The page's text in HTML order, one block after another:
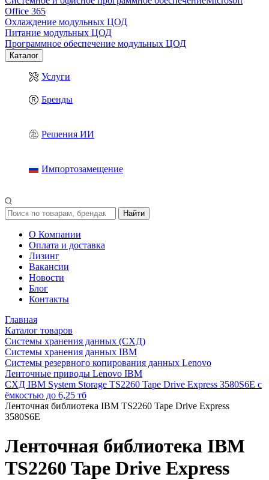
Office 365
Охлаждение модульных ЦОД
Питание модульных ЦОД
Программное обеспечение модульных ЦОД
Каталог
Услуги
Бренды
Решения ИИ
Импортозамещение
Найти
О Компании
Оплата и доставка
Лизинг
Вакансии
Новости
Блог
Контакты
Главная
Каталог товаров
Системы хранения данных (СХД)
Системы хранения данных IBM
Системы резервного копирования данных Lenovo
Ленточные приводы Lenovo IBM
СХД IBM System Storage TS2260 Tape Drive Express 3580S6E с
ёмкостью до 6,25 тб
Ленточная библиотека IBM TS2260 Tape Drive Express
3580S6E
Ленточная библиотека IBM
TS2260 Tape Drive Express